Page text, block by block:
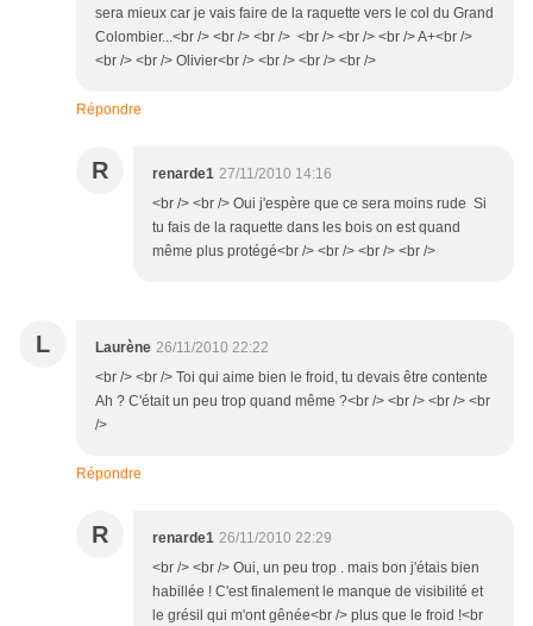
sera mieux car je vais faire de la raquette vers le col du Grand
Colombier...<br /> <br /> <br /> <br /> <br /> <br /> A+<br />
<br /> <br /> Olivier<br /> <br /> <br /> <br />
Répondre
R renarde1 27/11/2010 14:16
<br /> <br /> Oui j'espère que ce sera moins rude Si
tu fais de la raquette dans les bois on est quand
même plus protégé<br /> <br /> <br /> <br />
L Laurène 26/11/2010 22:22
<br /> <br /> Toi qui aime bien le froid, tu devais être contente
Ah ? C'était un peu trop quand même ?<br /> <br /> <br /> <br
/>
Répondre
R renarde1 26/11/2010 22:29
<br /> <br /> Oui, un peu trop . mais bon j'étais bien
habillée ! C'est finalement le manque de visibilité et
le grésil qui m'ont gênée<br /> plus que le froid !<br